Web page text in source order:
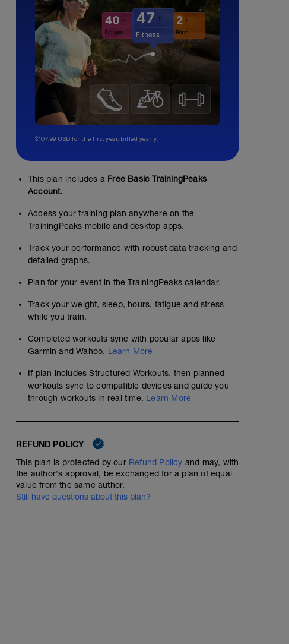
$107.99 USD for the first year, billed yearly.
This plan includes a Free Basic TrainingPeaks
Account.
Access your training plan anywhere on the
TrainingPeaks mobile and desktop apps.
Track your performance with robust data tracking and
detailed graphs.
Plan for your event in the TrainingPeaks calendar.
Track your weight, sleep, hours, fatigue and stress
while you train.
Completed workouts sync with popular apps like
Garmin and Wahoo. Learn More
If plan includes Structured Workouts, then planned
workouts sync to compatible devices and guide you
through workouts in real time. Learn More
REFUND POLICY
This plan is protected by our Refund Policy and may, with
the author's approval, be exchanged for a plan of equal
value from the same author.
Still have questions about this plan?